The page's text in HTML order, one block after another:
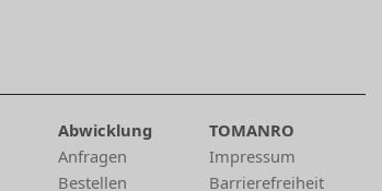
Abwicklung
Anfragen
Bestellen
TOMANRO
Impressum
Barrierefreiheit